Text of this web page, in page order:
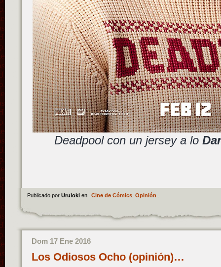
Deadpool con un jersey a lo
Publicado por Uruloki en Cine de Cómics, Opinión
Dom 17 Ene 2016
Los Odiosos Ocho (opinión)…